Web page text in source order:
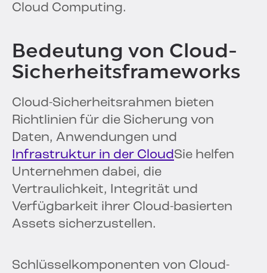
Cloud Computing.
Bedeutung von Cloud-
Sicherheitsframeworks
Cloud-Sicherheitsrahmen bieten
Richtlinien für die Sicherung von
Daten, Anwendungen und
Infrastruktur in der CloudSie helfen
Unternehmen dabei, die
Vertraulichkeit, Integrität und
Verfügbarkeit ihrer Cloud-basierten
Assets sicherzustellen.
Schlüsselkomponenten von Cloud-